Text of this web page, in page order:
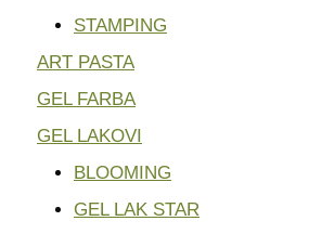
STAMPING
ART PASTA
GEL FARBA
GEL LAKOVI
BLOOMING
GEL LAK STAR